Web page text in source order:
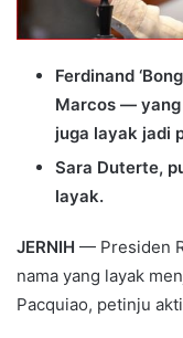
Ferdinand
Marcos —
juga layak jadi
Sara Duterte,
layak.
JERNIH — Presiden
nama yang layak
Pacquiao, petinju